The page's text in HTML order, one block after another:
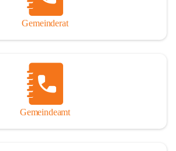
Gemeinderat
Gemeindeamt